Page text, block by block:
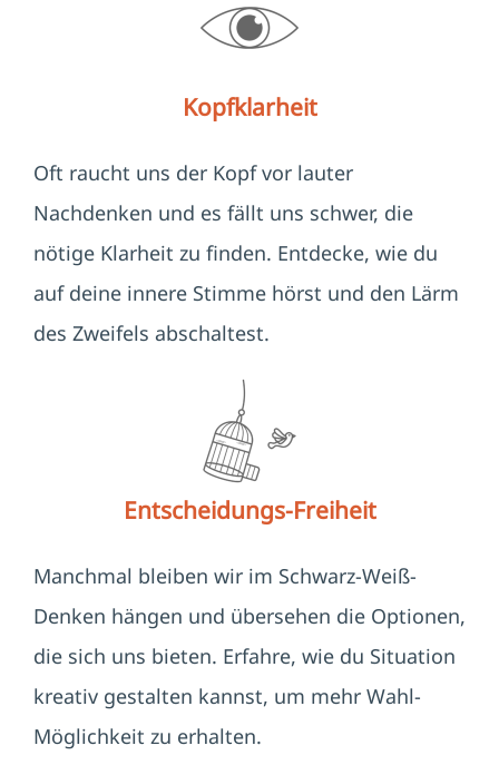
Kopfklarheit
Oft raucht uns der Kopf vor lauter
Nachdenken und es fällt uns schwer, die
nötige Klarheit zu finden. Entdecke, wie du
auf deine innere Stimme hörst und den Lärm
des Zweifels abschaltest.
Entscheidungs-Freiheit
Manchmal bleiben wir im Schwarz-Weiß-
Denken hängen und übersehen die Optionen,
die sich uns bieten. Erfahre, wie du Situation
kreativ gestalten kannst, um mehr Wahl-
Möglichkeit zu erhalten.